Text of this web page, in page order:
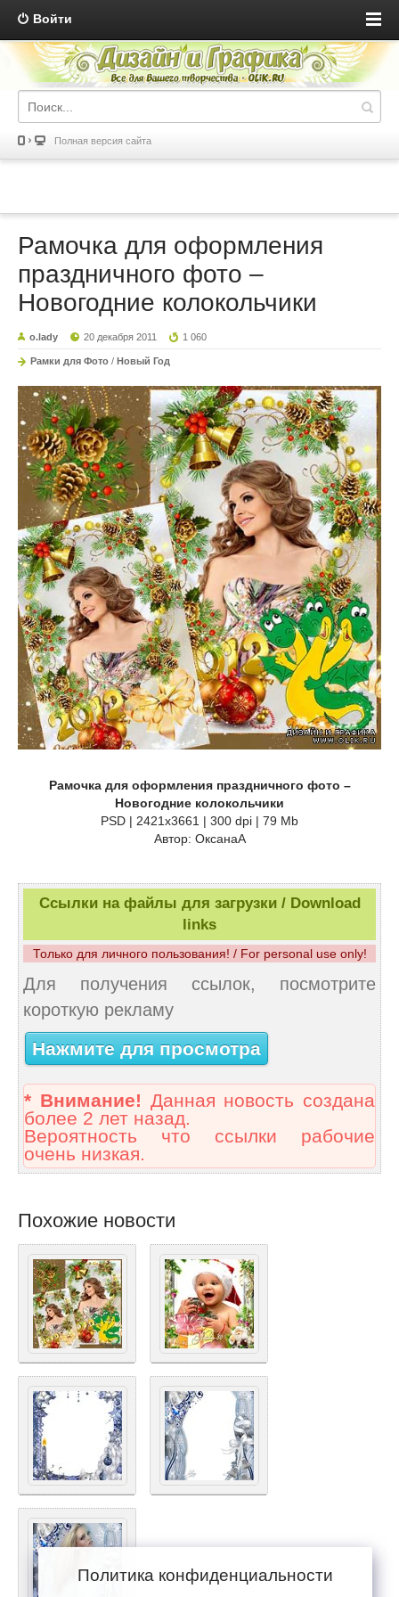
Войти
Полная версия сайта
Рамочка для оформления
праздничного фото –
Новогодние колокольчики
o.lady 20 декабря 2011 1 060
Рамки для Фото / Новый Год
Рамочка для оформления праздничного фото –
Новогодние колокольчики
PSD | 2421х3661 | 300 dpi | 79 Mb
Автор: ОксанаА
Ссылки на файлы для загрузки / Download
links
Только для личного пользования! / For personal use only!
Для получения ссылок, посмотрите
короткую рекламу
Нажмите для просмотра
* Внимание! Данная новость создана
более 2 лет назад.
Вероятность что ссылки рабочие
очень низкая.
Похожие новости
Политика конфиденциальности